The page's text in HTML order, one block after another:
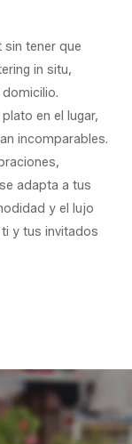
sin tener que
in situ,
en el lugar,
incomparables.
adapta a tus
y el lujo
y tus invitados